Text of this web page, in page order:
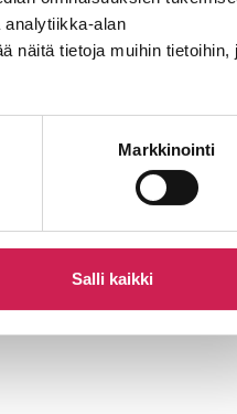
analytiikka-alan
näitä tietoja muihin tietoihin,
Markkinointi
Salli kaikki
laitteiden ja
käyttöönotosta
jatkuvaa
pitkällä